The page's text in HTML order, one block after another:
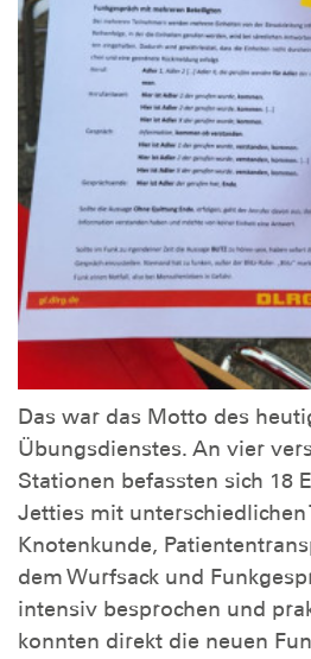
Das war das Motto des
Übungsdienstes. An vier
Stationen befassten sich 18
Jetties mit unterschiedlichen
Knotenkunde,
dem Wurfsack und
intensiv besprochen und
konnten direkt die neuen